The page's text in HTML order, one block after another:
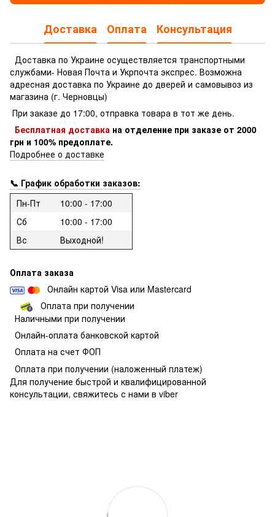
Доставка Оплата Консультация
Доставка по Украине осуществляется транспортными
службами- Новая Почта и Укрпочта экспрес. Возможна
адресная доставка по Украине до дверей и самовывоз из
магазина (г. Черновцы)
При заказе до 17:00, отправка товара в тот же день.
Бесплатная доставка на отделение при заказе от 2000
грн и 100% предоплате.
Подробнее о доставке
📞 График обработки заказов:
Пн-Пт
10:00 - 17:00
Сб
10:00 - 17:00
Вс
Выходной!
Оплата заказа
Онлайн картой Visa или Mastercard
Оплата при получении
Наличными при получении
Онлайн-оплата банковской картой
Оплата на счет ФОП
Оплата при получении (наложенный платеж)
Для получение быстрой и квалифицированной
консультации, свяжитесь с нами в viber